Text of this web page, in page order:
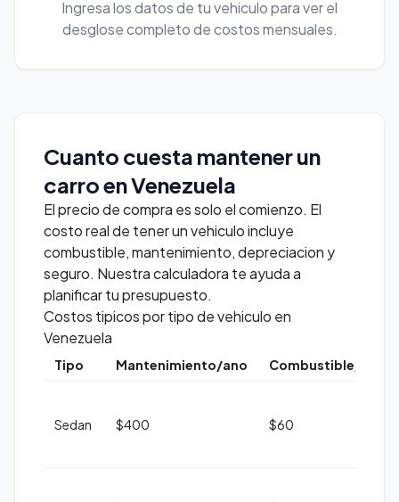
Ingresa los datos de tu vehiculo para ver el
desglose completo de costos mensuales.
Cuanto cuesta mantener un
carro en Venezuela
El precio de compra es solo el comienzo. El
costo real de tener un vehiculo incluye
combustible, mantenimiento, depreciacion y
seguro. Nuestra calculadora te ayuda a
planificar tu presupuesto.
Costos tipicos por tipo de vehiculo en
Venezuela
Tipo Mantenimiento/ano Combustible/mes*
Sedan $400 $60